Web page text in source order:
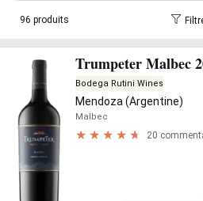
96 produits
Trumpeter Malbec
Bodega Rutini Wines
Mendoza (Argentine)
Malbec
20